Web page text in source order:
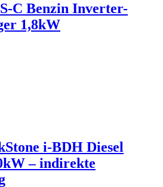
C Benzin Inverter-
1,8kW
i-BDH Diesel
– indirekte